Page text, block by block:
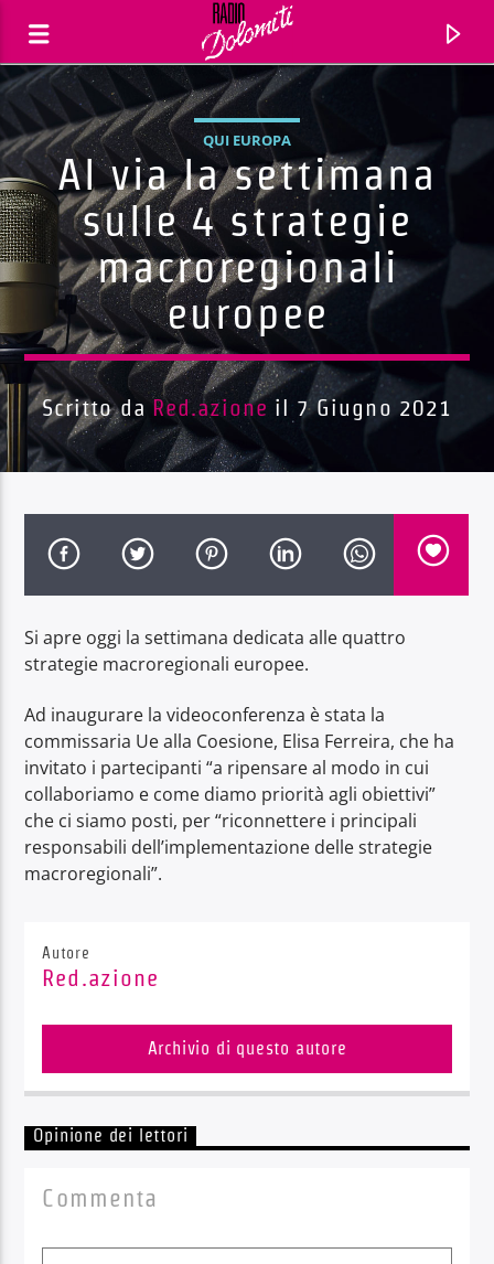
Traccia corrente
Titolo
Artista
Radio Dolomiti
QUI EUROPA
Al via la settimana
sulle 4 strategie
macroregionali
europee
Scritto da Red.azione il 7 Giugno 2021
Si apre oggi la settimana dedicata alle quattro
strategie macroregionali europee.
Ad inaugurare la videoconferenza è stata la
commissaria Ue alla Coesione, Elisa Ferreira, che ha
invitato i partecipanti “a ripensare al modo in cui
collaboriamo e come diamo priorità agli obiettivi”
che ci siamo posti, per “riconnettere i principali
responsabili dell’implementazione delle strategie
macroregionali”.
Autore
Red.azione
Archivio di questo autore
Opinione dei lettori
Commenta